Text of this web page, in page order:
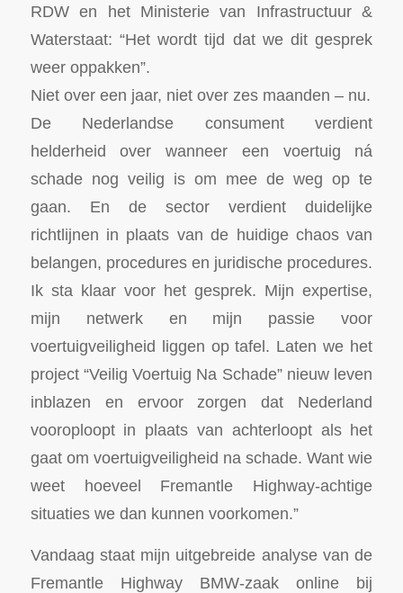
RDW en het Ministerie van Infrastructuur &
Waterstaat: “Het wordt tijd dat we dit gesprek
weer oppakken”.
Niet over een jaar, niet over zes maanden – nu.
De Nederlandse consument verdient
helderheid over wanneer een voertuig ná
schade nog veilig is om mee de weg op te
gaan. En de sector verdient duidelijke
richtlijnen in plaats van de huidige chaos van
belangen, procedures en juridische procedures.
Ik sta klaar voor het gesprek. Mijn expertise,
mijn netwerk en mijn passie voor
voertuigveiligheid liggen op tafel. Laten we het
project “Veilig Voertuig Na Schade” nieuw leven
inblazen en ervoor zorgen dat Nederland
vooroploopt in plaats van achterloopt als het
gaat om voertuigveiligheid na schade. Want wie
weet hoeveel Fremantle Highway-achtige
situaties we dan kunnen voorkomen.”
Vandaag staat mijn uitgebreide analyse van de
Fremantle Highway BMW-zaak online bij